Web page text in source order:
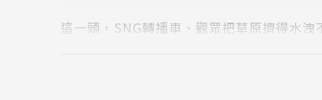
這一頭，SNG轉播車、觀眾把草原擠得水洩
原始人、踩著協力車的三隻小豬……砰！